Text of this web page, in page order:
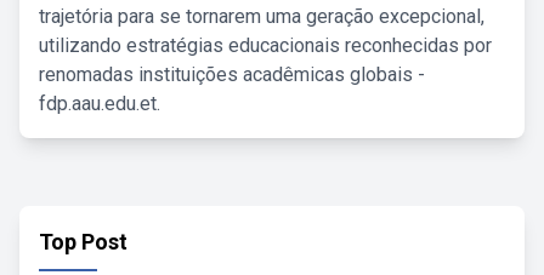
trajetória para se tornarem uma geração excepcional,
utilizando estratégias educacionais reconhecidas por
renomadas instituições acadêmicas globais -
fdp.aau.edu.et.
Top Post